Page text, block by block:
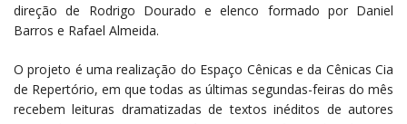
direção de Rodrigo Dourado e elenco formado por Daniel
Barros e Rafael Almeida.
O projeto é uma realização do Espaço Cênicas e da Cênicas Cia
de Repertório, em que todas as últimas segundas-feiras do mês
recebem leituras dramatizadas de textos inéditos de autores